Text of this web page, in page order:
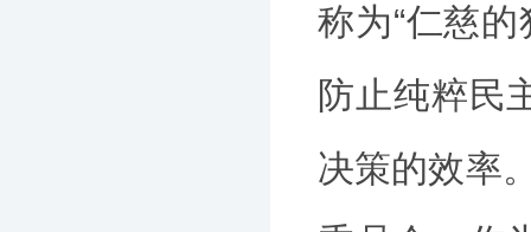
称为“仁慈
防止纯粹民
决策的效率